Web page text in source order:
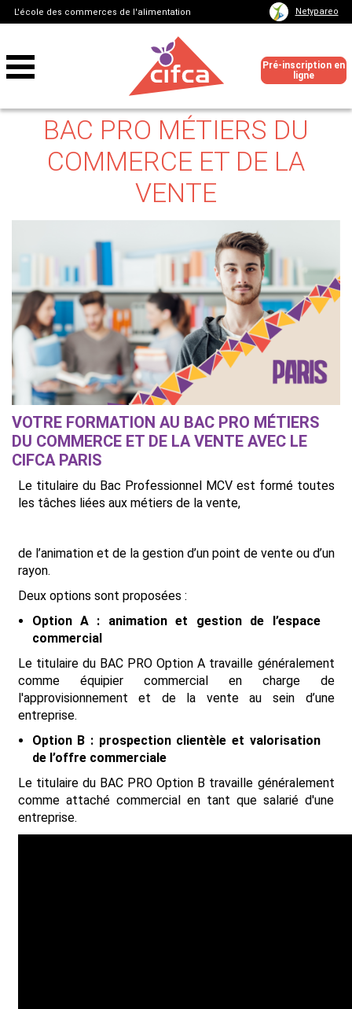
L'école des commerces de l'alimentation Netypareo
Pré-inscription en
ligne
BAC PRO MÉTIERS DU
COMMERCE ET DE LA
VENTE
VOTRE FORMATION AU BAC PRO MÉTIERS
DU COMMERCE ET DE LA VENTE AVEC LE
CIFCA PARIS
Le titulaire du Bac Professionnel MCV est formé toutes
les tâches liées aux métiers de la vente,
de l’animation et de la gestion d’un point de vente ou d’un
rayon.
Deux options sont proposées :
Option A : animation et gestion de l’espace
commercial
Le titulaire du BAC PRO Option A travaille généralement
comme équipier commercial en charge de
l'approvisionnement et de la vente au sein d’une
entreprise.
Option B : prospection clientèle et valorisation
de l’offre commerciale
Le titulaire du BAC PRO Option B travaille généralement
comme attaché commercial en tant que salarié d'une
entreprise.